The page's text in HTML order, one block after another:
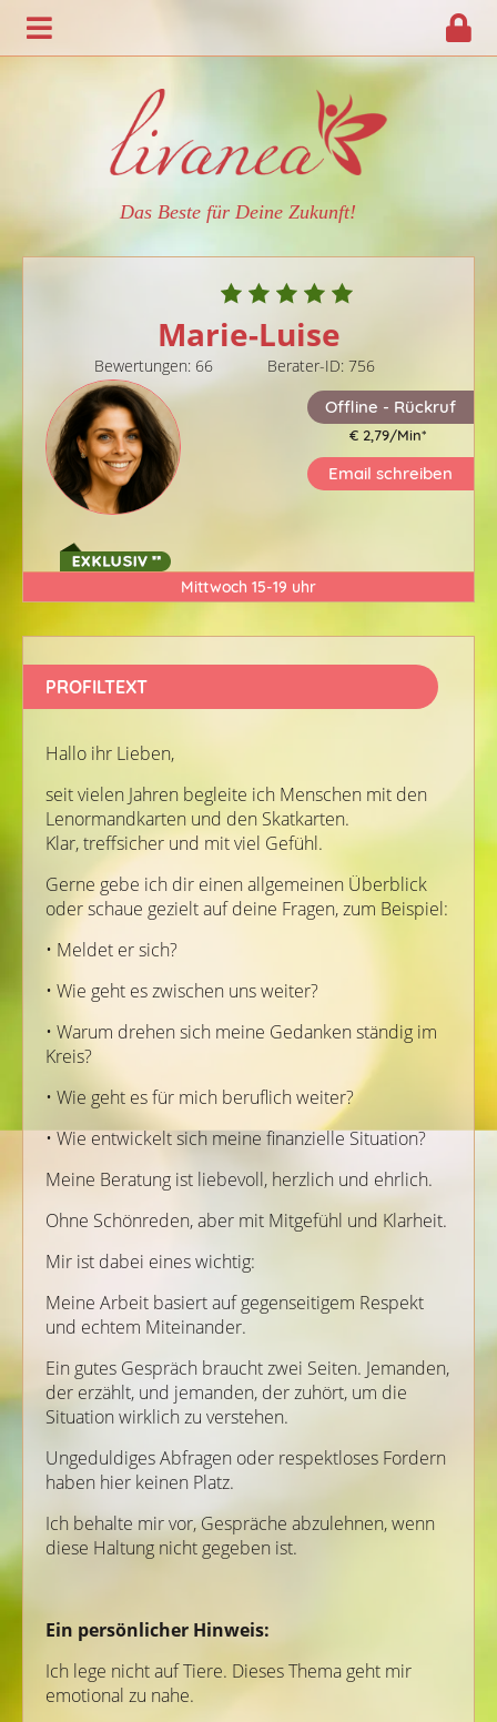
Das Beste für Deine Zukunft!
Marie-Luise
Bewertungen: 66
Berater-ID: 756
Offline - Rückruf
€ 2,79/Min*
Email schreiben
Mittwoch 15-19 uhr
PROFILTEXT
Hallo ihr Lieben,
seit vielen Jahren begleite ich Menschen mit den
Lenormandkarten und den Skatkarten.
Klar, treffsicher und mit viel Gefühl.
Gerne gebe ich dir einen allgemeinen Überblick
oder schaue gezielt auf deine Fragen, zum Beispiel:
• Meldet er sich?
• Wie geht es zwischen uns weiter?
• Warum drehen sich meine Gedanken ständig im
Kreis?
• Wie geht es für mich beruflich weiter?
• Wie entwickelt sich meine finanzielle Situation?
Meine Beratung ist liebevoll, herzlich und ehrlich.
Ohne Schönreden, aber mit Mitgefühl und Klarheit.
Mir ist dabei eines wichtig:
Meine Arbeit basiert auf gegenseitigem Respekt
und echtem Miteinander.
Ein gutes Gespräch braucht zwei Seiten. Jemanden,
der erzählt, und jemanden, der zuhört, um die
Situation wirklich zu verstehen.
Ungeduldiges Abfragen oder respektloses Fordern
haben hier keinen Platz.
Ich behalte mir vor, Gespräche abzulehnen, wenn
diese Haltung nicht gegeben ist.
Ein persönlicher Hinweis:
Ich lege nicht auf Tiere. Dieses Thema geht mir
emotional zu nahe.